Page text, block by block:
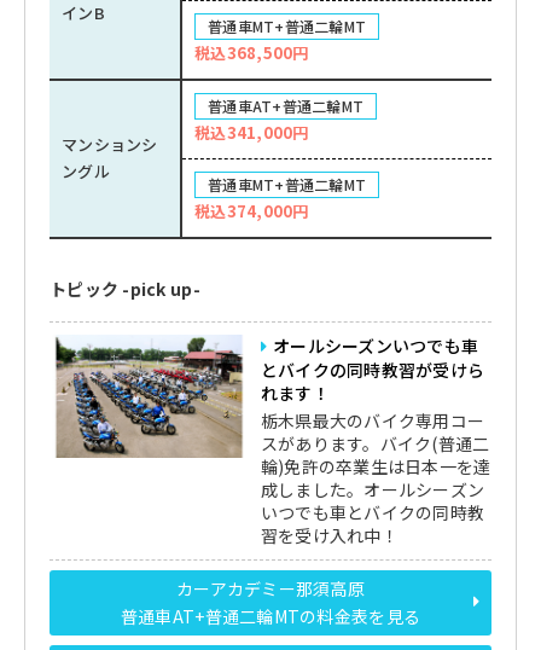
インB
普通車MT+普通二輪MT
税込368,500円
マンションシ
ングル
普通車AT+普通二輪MT
税込341,000円
普通車MT+普通二輪MT
税込374,000円
トピック -pick up-
オールシーズンいつでも車
とバイクの同時教習が受けら
れます！
栃木県最大のバイク専用コー
スがあります。バイク(普通二
輪)免許の卒業生は日本一を達
成しました。オールシーズン
いつでも車とバイクの同時教
習を受け入れ中！
カーアカデミー那須高原
普通車AT+普通二輪MTの料金表を見る